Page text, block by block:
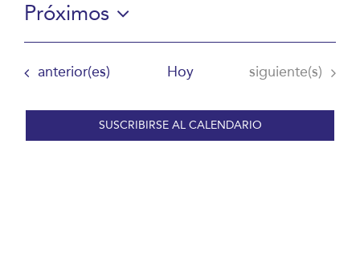
Próximos
Selecciona
fecha.
Eventos
anterior(es) Hoy Eventos
siguiente(s)
SUSCRIBIRSE AL CALENDARIO